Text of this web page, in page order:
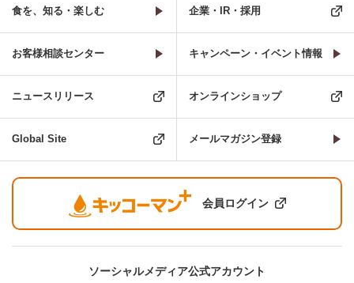
食を、知る・楽しむ 企業・IR・採用
お客様相談センター キャンペーン・イベント情報
ニュースリリース オンラインショップ
Global Site メールマガジン登録
会員ログイン
ソーシャルメディア公式アカウント